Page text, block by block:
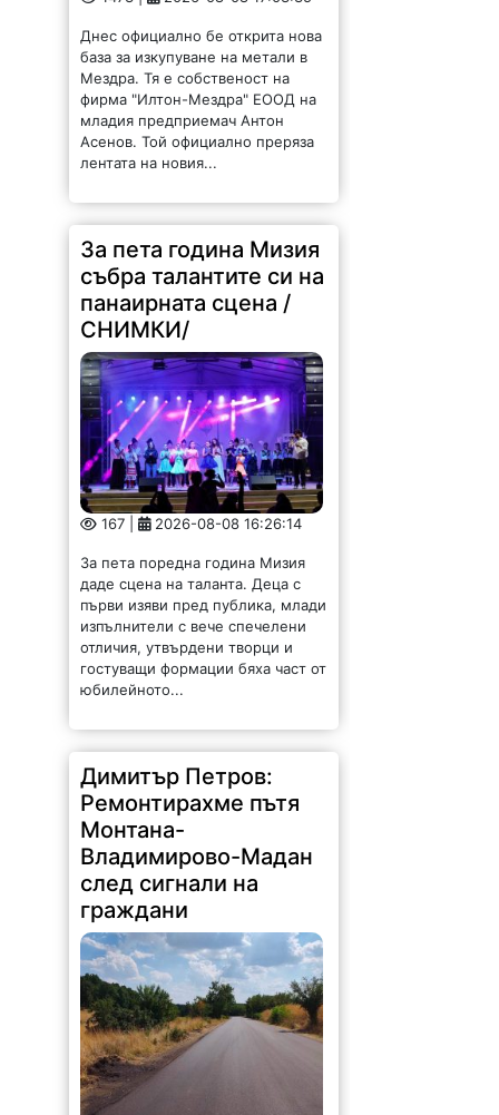
Днес официално бе открита нова
база за изкупуване на метали в
Мездра. Тя е собственост на
фирма "Илтон-Мездра" ЕООД на
младия предприемач Антон
Асенов. Той официално преряза
лентата на новия...
За пета година Мизия
събра талантите си на
панаирната сцена /
СНИМКИ/
167 | 2026-08-08 16:26:14
За пета поредна година Мизия
даде сцена на таланта. Деца с
първи изяви пред публика, млади
изпълнители с вече спечелени
отличия, утвърдени творци и
гостуващи формации бяха част от
юбилейното...
Димитър Петров:
Ремонтирахме пътя
Монтана-
Владимирово-Мадан
след сигнали на
граждани